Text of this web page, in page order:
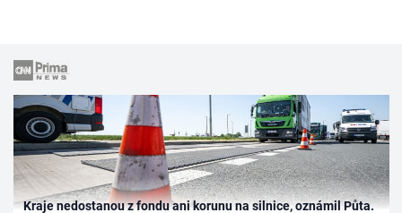
Kraje nedostanou z fondu ani korunu na silnice, oznámil Půta.